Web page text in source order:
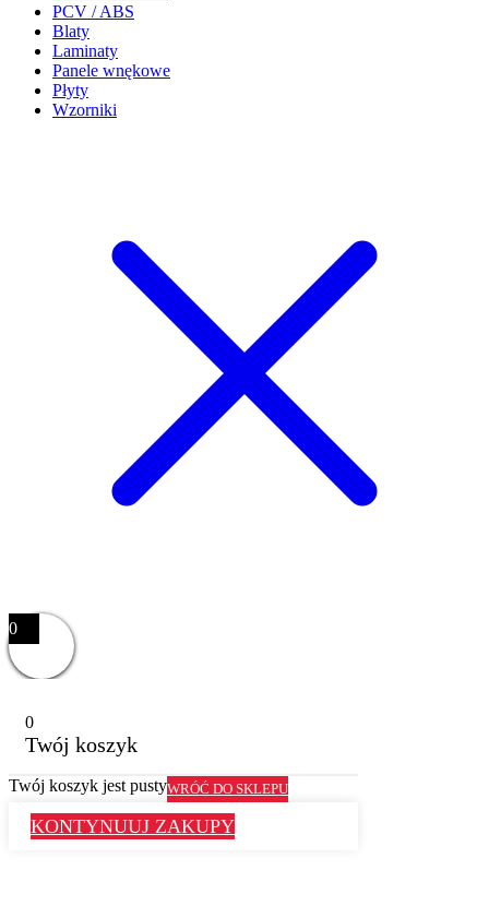
PCV / ABS
Blaty
Laminaty
Panele wnękowe
Płyty
Wzorniki
0
0
Twój koszyk
Twój koszyk jest pustyWRÓĆ DO SKLEPU
KONTYNUUJ ZAKUPY